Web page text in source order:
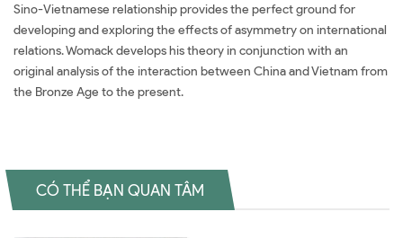
Sino-Vietnamese relationship provides the perfect ground for
developing and exploring the effects of asymmetry on international
relations. Womack develops his theory in conjunction with an
original analysis of the interaction between China and Vietnam from
the Bronze Age to the present.
CÓ THỂ BẠN QUAN TÂM